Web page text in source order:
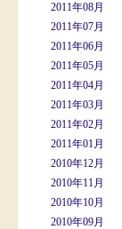
2011年08月
2011年07月
2011年06月
2011年05月
2011年04月
2011年03月
2011年02月
2011年01月
2010年12月
2010年11月
2010年10月
2010年09月